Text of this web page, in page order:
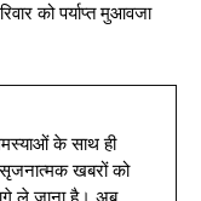
को पर्याप्त मुआवजा
के साथ ही
खबरों को